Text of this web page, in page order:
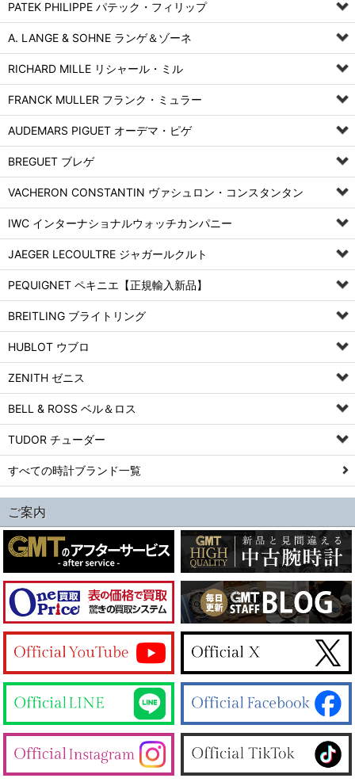
PATEK PHILIPPE パテック・フィリップ
A. LANGE & SOHNE ランゲ＆ゾーネ
RICHARD MILLE リシャール・ミル
FRANCK MULLER フランク・ミュラー
AUDEMARS PIGUET オーデマ・ピゲ
BREGUET ブレゲ
VACHERON CONSTANTIN ヴァシュロン・コンスタンタン
IWC インターナショナルウォッチカンパニー
JAEGER LECOULTRE ジャガールクルト
PEQUIGNET ペキニエ【正規輸入新品】
BREITLING ブライトリング
HUBLOT ウブロ
ZENITH ゼニス
BELL & ROSS ベル＆ロス
TUDOR チューダー
すべての時計ブランド一覧
ご案内